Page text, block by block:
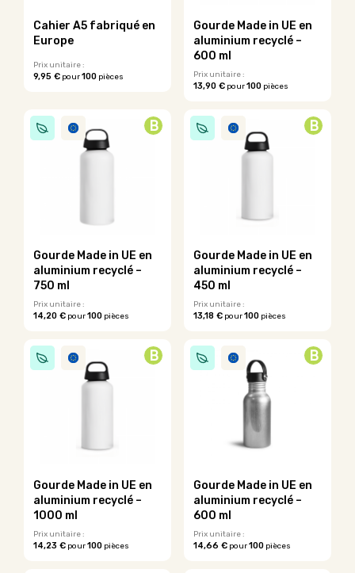
sur
page
produit
Cahier A5 fabriqué en
Europe
Prix unitaire :
9,95 € pour100 pièces
a
plusieurs
variations.
la
page
du
produit
Gourde Made in UE en
aluminium recyclé –
600 ml
Prix unitaire :
13,90 €pour100pièces
produit
a
plusieurs
variations.
sur
page
produit
B
Gourde Made in UE en
aluminium recyclé –
750 ml
Prix unitaire :
14,20 € pour100 pièces
produit
a
plusieurs
variations.
sur
page
produit
B
Gourde Made in UE en
aluminium recyclé –
450 ml
Prix unitaire :
13,18 €pour100pièces
produit
a
plusieurs
sur
page
produit
B
Gourde Made in UE en
aluminium recyclé –
1000 ml
Prix unitaire :
14,23 € pour100 pièces
B
Gourde Made in UE en
aluminium recyclé –
600 ml
Prix unitaire :
14,66 €pour100pièces